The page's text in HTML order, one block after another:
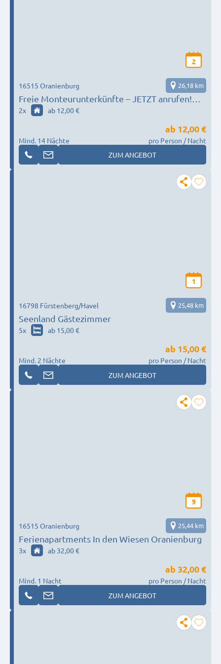
2
Freie Monteurunterkünfte – JETZT anrufen!
Polnisch möglich
16515 Oranienburg 26,18 km
2x ab 12,00 €
Mind. 14 Nächte
ab 12,00 €
pro Person / Nacht
ZUM ANGEBOT
1
Seenland Gästezimmer
16798 Fürstenberg/Havel 25,48 km
5x ab 15,00 €
Mind. 2 Nächte
ab 15,00 €
pro Person / Nacht
ZUM ANGEBOT
9
Ferienapartments In den Wiesen Oranienburg
16515 Oranienburg 25,44 km
3x ab 32,00 €
Mind. 1 Nacht
ab 32,00 €
pro Person / Nacht
ZUM ANGEBOT